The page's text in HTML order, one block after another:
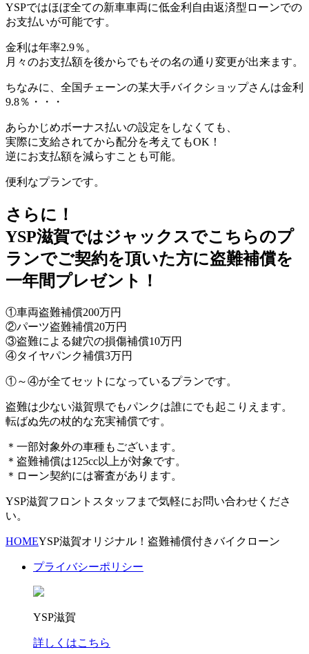
YSPではほぼ全ての新車車両に低金利自由返済型ローンでの
お支払いが可能です。
金利は年率2.9％。
月々のお支払額を後からでもその名の通り変更が出来ます。
ちなみに、全国チェーンの某大手バイクショップさんは金利
9.8％・・・
あらかじめボーナス払いの設定をしなくても、
実際に支給されてから配分を考えてもOK！
逆にお支払額を減らすことも可能。
便利なプランです。
さらに！
YSP滋賀ではジャックスでこちらのプ
ランでご契約を頂いた方に盗難補償を
一年間プレゼント！
①車両盗難補償200万円
②パーツ盗難補償20万円
③盗難による鍵穴の損傷補償10万円
④タイヤパンク補償3万円
①～④が全てセットになっているプランです。
盗難は少ない滋賀県でもパンクは誰にでも起こりえます。
転ばぬ先の杖的な充実補償です。
＊一部対象外の車種もございます。
＊盗難補償は125cc以上が対象です。
＊ローン契約には審査があります。
YSP滋賀フロントスタッフまで気軽にお問い合わせくださ
い。
HOMEYSP滋賀オリジナル！盗難補償付きバイクローン
プライバシーポリシー
YSP滋賀
詳しくはこちら